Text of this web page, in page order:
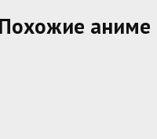
Похожие аниме